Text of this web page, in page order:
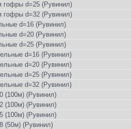
гофры d=25 (Рувинил)
гофры d=32 (Рувинил)
d=16 (Рувинил)
d=20 (Рувинил)
d=25 (Рувинил)
d=16 (Рувинил)
d=20 (Рувинил)
d=25 (Рувинил)
d=32 (Рувинил)
(100м) (Рувинил)
(100м) (Рувинил)
(100м) (Рувинил)
(50м) (Рувинил)